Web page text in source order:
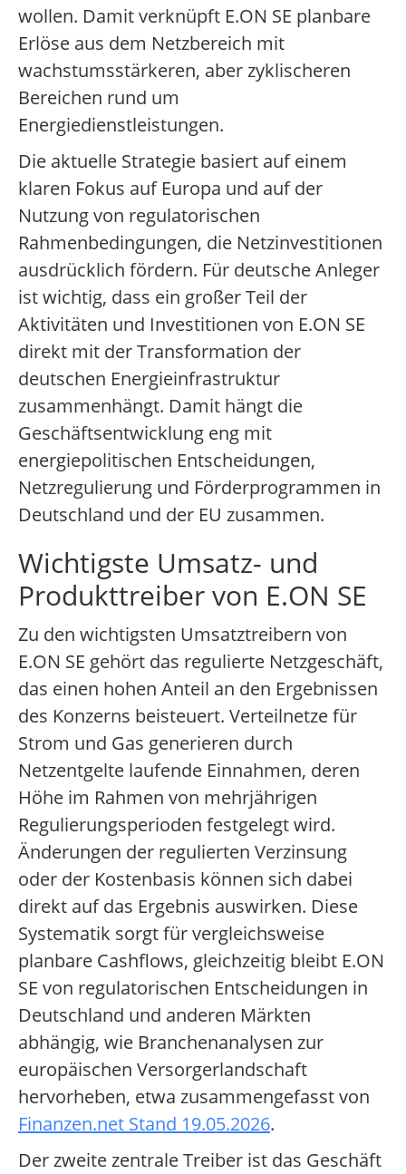
wollen. Damit verknüpft E.ON SE planbare
Erlöse aus dem Netzbereich mit
wachstumsstärkeren, aber zyklischeren
Bereichen rund um
Energiedienstleistungen.
Die aktuelle Strategie basiert auf einem
klaren Fokus auf Europa und auf der
Nutzung von regulatorischen
Rahmenbedingungen, die Netzinvestitionen
ausdrücklich fördern. Für deutsche Anleger
ist wichtig, dass ein großer Teil der
Aktivitäten und Investitionen von E.ON SE
direkt mit der Transformation der
deutschen Energieinfrastruktur
zusammenhängt. Damit hängt die
Geschäftsentwicklung eng mit
energiepolitischen Entscheidungen,
Netzregulierung und Förderprogrammen in
Deutschland und der EU zusammen.
Wichtigste Umsatz- und
Produkttreiber von E.ON SE
Zu den wichtigsten Umsatztreibern von
E.ON SE gehört das regulierte Netzgeschäft,
das einen hohen Anteil an den Ergebnissen
des Konzerns beisteuert. Verteilnetze für
Strom und Gas generieren durch
Netzentgelte laufende Einnahmen, deren
Höhe im Rahmen von mehrjährigen
Regulierungsperioden festgelegt wird.
Änderungen der regulierten Verzinsung
oder der Kostenbasis können sich dabei
direkt auf das Ergebnis auswirken. Diese
Systematik sorgt für vergleichsweise
planbare Cashflows, gleichzeitig bleibt E.ON
SE von regulatorischen Entscheidungen in
Deutschland und anderen Märkten
abhängig, wie Branchenanalysen zur
europäischen Versorgerlandschaft
hervorheben, etwa zusammengefasst von
Finanzen.net Stand 19.05.2026.
Der zweite zentrale Treiber ist das Geschäft